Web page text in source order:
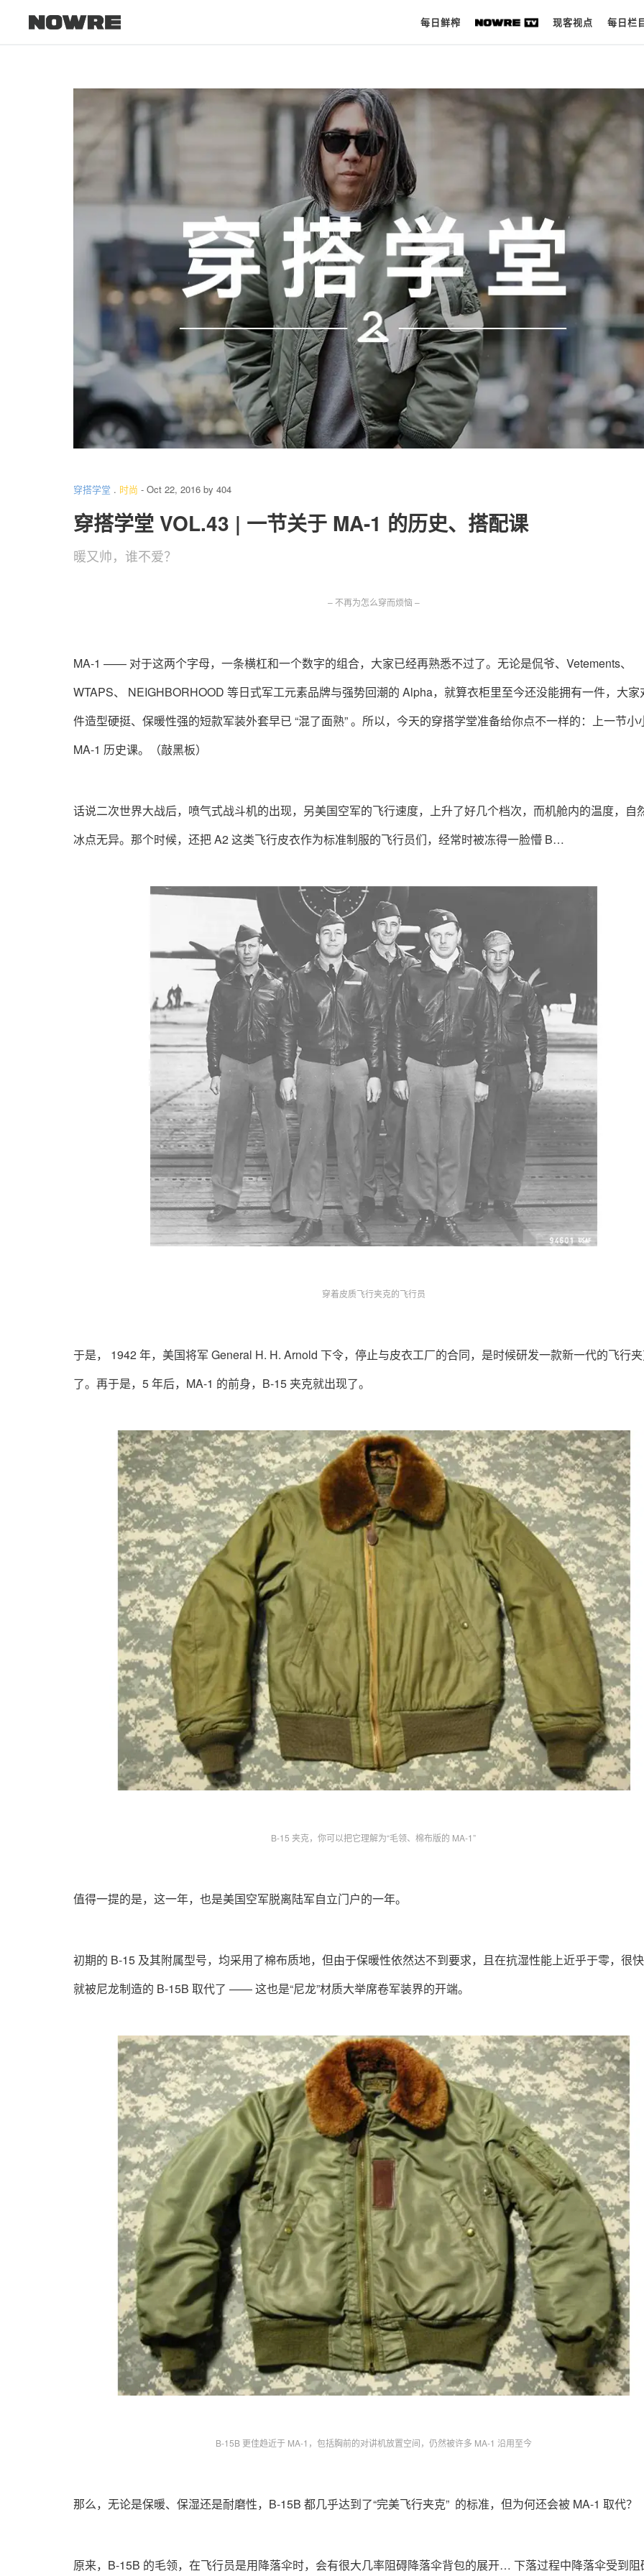
每日鲜榨 现客视点 每日栏
现客视点
时 尚
球 鞋
生 活
科 技
关于我们 联系我们
穿搭学堂 . 时尚 - Oct 22, 2016 by 404
穿搭学堂 VOL.43 | 一节关于 MA-1 的历史、搭配课
暖又帅，谁不爱？
– 不再为怎么穿而烦恼 –
MA-1 —— 对于这两个字母，一条横杠和一个数字的组合，大家已经再熟悉不过了。无论是侃爷、Vetements、
WTAPS、 NEIGHBORHOOD 等日式军工元素品牌与强势回潮的 Alpha，就算衣柜里至今还没能拥有一件，大家
件造型硬挺、保暖性强的短款军装外套早已 “混了面熟” 。所以，今天的穿搭学堂准备给你点不一样的：上一节小
MA-1 历史课。（敲黑板）
话说二次世界大战后，喷气式战斗机的出现，另美国空军的飞行速度，上升了好几个档次，而机舱内的温度，自
冰点无异。那个时候，还把 A2 这类飞行皮衣作为标准制服的飞行员们，经常时被冻得一脸懵 B…
穿着皮质飞行夹克的飞行员
于是， 1942 年，美国将军 General H. H. Arnold 下令，停止与皮衣工厂的合同，是时候研发一款新一代的飞行
了。再于是，5 年后，MA-1 的前身，B-15 夹克就出现了。
B-15 夹克，你可以把它理解为“毛领、棉布版的 MA-1”
值得一提的是，这一年，也是美国空军脱离陆军自立门户的一年。
初期的 B-15 及其附属型号，均采用了棉布质地，但由于保暖性依然达不到要求，且在抗湿性能上近乎于零，很
就被尼龙制造的 B-15B 取代了 —— 这也是“尼龙”材质大举席卷军装界的开端。
B-15B 更佳趋近于 MA-1，包括胸前的对讲机放置空间，仍然被许多 MA-1 沿用至今
那么，无论是保暖、保湿还是耐磨性，B-15B 都几乎达到了“完美飞行夹克” 的标准，但为何还会被 MA-1 取代？
原来，B-15B 的毛领，在飞行员是用降落伞时，会有很大几率阻碍降落伞背包的展开… 下落过程中降落伞受到阻